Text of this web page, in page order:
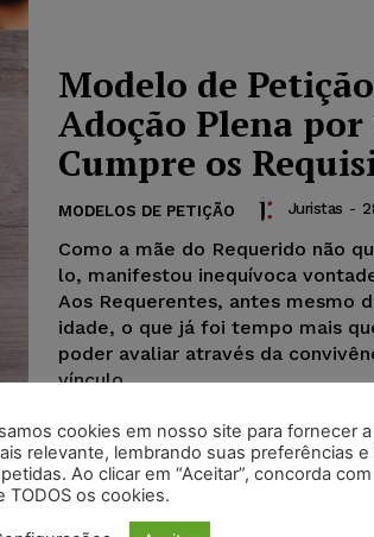
Modelo de
Adoção Plena por
Cumpre os
MODELOS DE PETIÇÃO Juristas -
Como a mãe do Requerido não
lo, manifestou inequívoca
Aos Requerentes, antes mesmo
idade, o que já foi tempo mais
poder avaliar através da
vínculo.
cookies em nosso site para fornecer
relevante, lembrando suas preferências e
Ao clicar em “Aceitar”, concorda
TODOS os cookies.